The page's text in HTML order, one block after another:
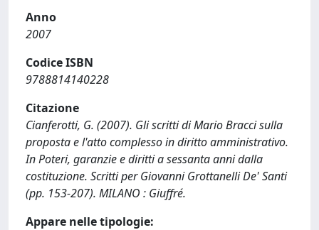
Anno
2007
Codice ISBN
9788814140228
Citazione
Cianferotti, G. (2007). Gli scritti di Mario Bracci sulla
proposta e l'atto complesso in diritto amministrativo.
In Poteri, garanzie e diritti a sessanta anni dalla
costituzione. Scritti per Giovanni Grottanelli De' Santi
(pp. 153-207). MILANO : Giuffré.
Appare nelle tipologie: